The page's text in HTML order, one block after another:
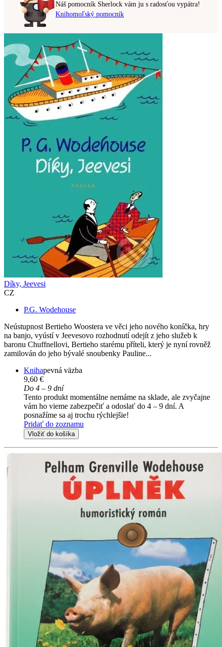
Náš pomocník Sherlock vám ju s radosťou vypátra!
Knihomoľský pomocník
Díky, Jeevesi
CZ
P.G. Wodehouse
Neústupnost Bertieho Woostera ve věci jeho nového koníčka, hry
na banjo, vyústí v Jeevesovo rozhodnutí odejít z jeho služeb k
baronu Chuffnellovi, Bertieho starému příteli, který je nyní rovněž
zamilován do jeho bývalé snoubenky Pauline...
Knihapevná väzba
9,60 €
Do 4 – 9 dní
Tento produkt momentálne nemáme na sklade, ale zvyčajne
vám ho vieme zabezpečiť a odoslať do 4 – 9 dní. A
posnažíme sa aj trochu rýchlejšie!
Pridať do zoznamu
Vložiť do košíka